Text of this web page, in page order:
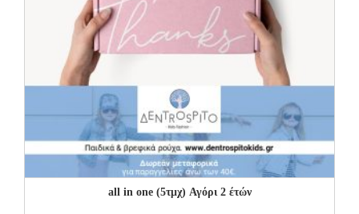
all in one (5τμχ) Αγόρι 2 έτών